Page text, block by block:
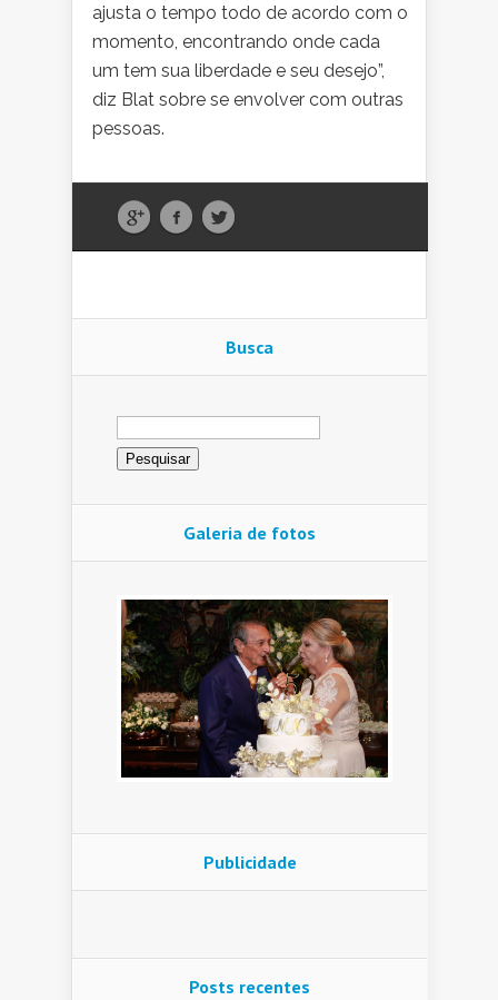
ajusta o tempo todo de acordo com o
momento, encontrando onde cada
um tem sua liberdade e seu desejo”,
diz Blat sobre se envolver com outras
pessoas.
Busca
Pesquisar
por:
Galeria de fotos
Publicidade
Posts recentes